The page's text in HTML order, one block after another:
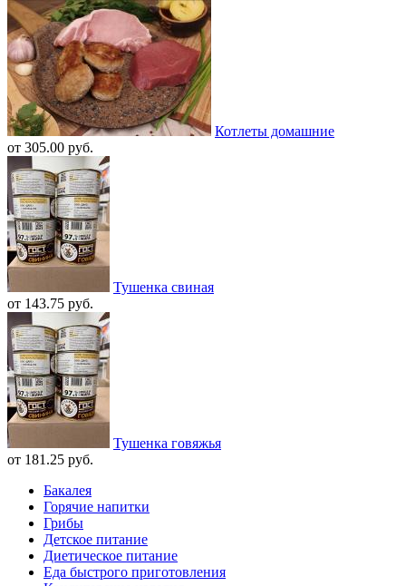
Котлеты домашние
от 305.00 руб.
Тушенка свиная
от 143.75 руб.
Тушенка говяжья
от 181.25 руб.
Бакалея
Горячие напитки
Грибы
Детское питание
Диетическое питание
Еда быстрого приготовления